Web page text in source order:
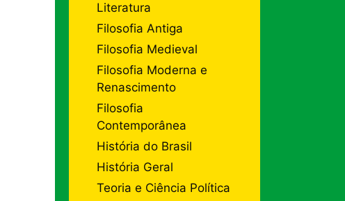
Literatura
Filosofia Antiga
Filosofia Medieval
Filosofia Moderna e
Renascimento
Filosofia
Contemporânea
História do Brasil
História Geral
Teoria e Ciência Política